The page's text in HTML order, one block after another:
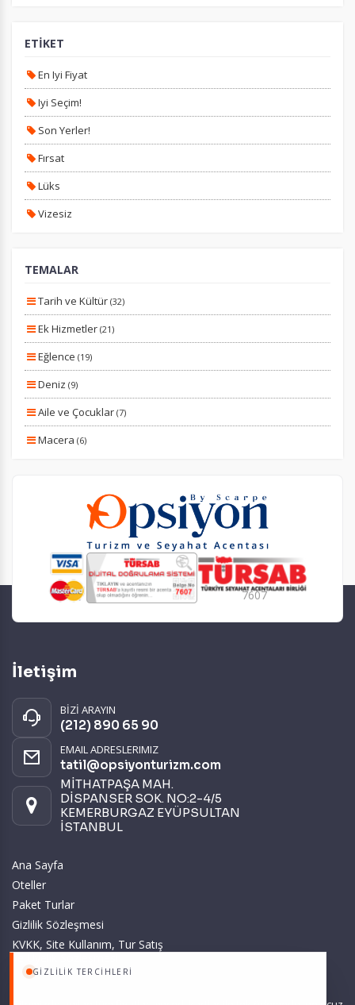
GIZLILIK TERCIHLERI
ETİKET
En Iyi Fiyat
Iyi Seçim!
Son Yerler!
Fırsat
Lüks
Vizesiz
Erken Rezervasyon
Size Özel
Planlanan
Otobüs Ile
Uçak Ile
Ekstralar Dahil
TEMALAR
Tarih ve Kültür (32)
Ek Hizmetler (21)
Eğlence (19)
Deniz (9)
Aile ve Çocuklar (7)
Macera (6)
Lüks ve Konfor(2)
Yiyecek ve İçecek
Romantizm ve Balayı(1)
Kayak ve Kış Sporları(1)
7607
İletişim
BİZİ ARAYIN
(212) 890 65 90
EMAIL ADRESLERIMIZ
tatil@opsiyonturizm.com
MİTHATPAŞA MAH.
DİSPANSER SOK. NO:2-4/5
KEMERBURGAZ EYÜPSULTAN
İSTANBUL
Ana Sayfa
Oteller
Paket Turlar
Gizlilik Sözleşmesi
KVKK, Site Kullanım, Tur Satış